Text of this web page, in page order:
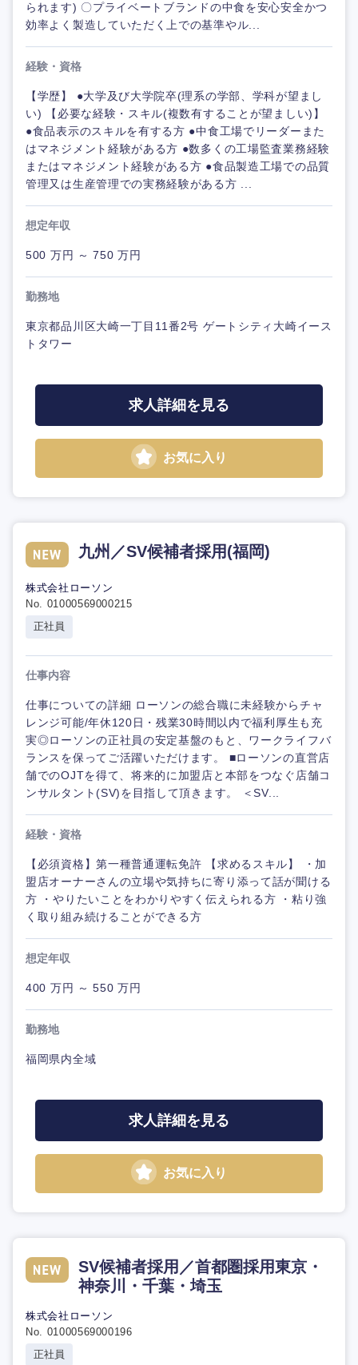
られます) 〇プライベートブランドの中食を安心安全かつ
効率よく製造していただく上での基準やル...
経験・資格
【学歴】 ●大学及び大学院卒(理系の学部、学科が望まし
い) 【必要な経験・スキル(複数有することが望ましい)】
●食品表示のスキルを有する方 ●中食工場でリーダーまた
はマネジメント経験がある方 ●数多くの工場監査業務経験
またはマネジメント経験がある方 ●食品製造工場での品質
管理又は生産管理での実務経験がある方 ...
想定年収
500 万円 ～ 750 万円
勤務地
東京都品川区大崎一丁目11番2号 ゲートシティ大崎イース
トタワー
求人詳細を見る
お気に入り
九州／SV候補者採用(福岡)
株式会社ローソン
No. 01000569000215
正社員
仕事内容
仕事についての詳細 ローソンの総合職に未経験からチャ
レンジ可能/年休120日・残業30時間以内で福利厚生も充
実◎ローソンの正社員の安定基盤のもと、ワークライフバ
ランスを保ってご活躍いただけます。 ■ローソンの直営店
舗でのOJTを得て、将来的に加盟店と本部をつなぐ店舗コ
ンサルタント(SV)を目指して頂きます。 ＜SV...
経験・資格
【必須資格】第一種普通運転免許 【求めるスキル】 ・加
盟店オーナーさんの立場や気持ちに寄り添って話が聞ける
方 ・やりたいことをわかりやすく伝えられる方 ・粘り強
く取り組み続けることができる方
想定年収
400 万円 ～ 550 万円
勤務地
福岡県内全域
求人詳細を見る
お気に入り
SV候補者採用／首都圏採用東京・
神奈川・千葉・埼玉
株式会社ローソン
No. 01000569000196
正社員